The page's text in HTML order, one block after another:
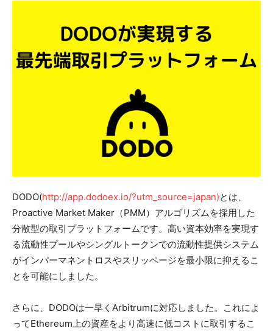
DODO(http://app.dodoex.io/?utm_source=japan)とは、
Proactive Market Maker（PMM）アルゴリズムを採用した
分散型の取引プラットフォームです。高い資本効率を実現す
る流動性プールやシングルトークンでの流動性提供システム
がインパーマネントロスやスリッページを最小限に抑えるこ
とを可能にしました。
さらに、DODOは一早くArbitrumに対応しました。これによ
ってEthereum上の資産をより高速に低コストに取引するこ